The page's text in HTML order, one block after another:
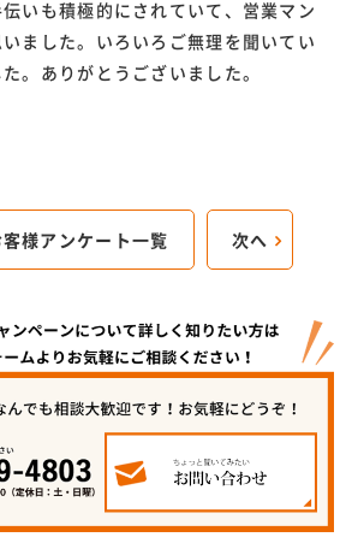
いも積極的にされていて、営業マン
ました。いろいろご無理を聞いてい
。ありがとうございました。
客様アンケート一覧 次へ